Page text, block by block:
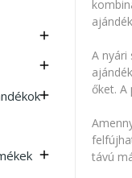




A nyári
őket.
távú